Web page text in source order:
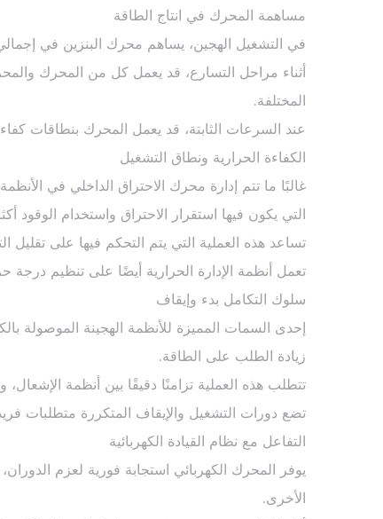
مساهمة المحرك في انتاج الطاقة
في التشغيل الهجين، يساهم محرك البنزين في
أثناء مراحل التسارع، قد يعمل كل من المحرك
المختلفة.
عند السرعات الثابتة، قد يعمل المحرك بنطاقات
الكفاءة الحرارية ونطاق التشغيل
غالبًا ما تتم إدارة محرك الاحتراق الداخلي في
التي يكون فيها استقرار الاحتراق واستخدام الوقود
تساعد هذه العملية التي يتم التحكم فيها على
تعمل أنظمة الإدارة الحرارية أيضًا على تنظيم
سلوك التكامل بدء وإيقاف
إحدى السمات المميزة للأنظمة الهجينة الموصولة
زيادة الطلب على الطاقة.
تتطلب هذه العملية تزامنًا دقيقًا بين أنظمة
تضع دورات التشغيل والإيقاف المتكررة متطلبات
التفاعل مع نظام القيادة الكهربائية
يوفر المحرك الكهربائي استجابة فورية لعزم
الأخرى.